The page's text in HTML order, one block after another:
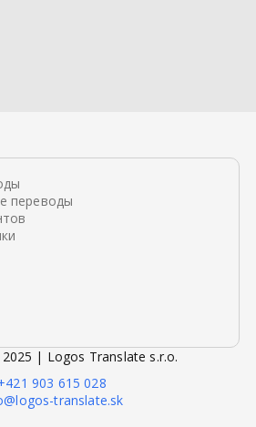
переводы
| Logos Translate s.r.o.
903 615 028
translate.sk